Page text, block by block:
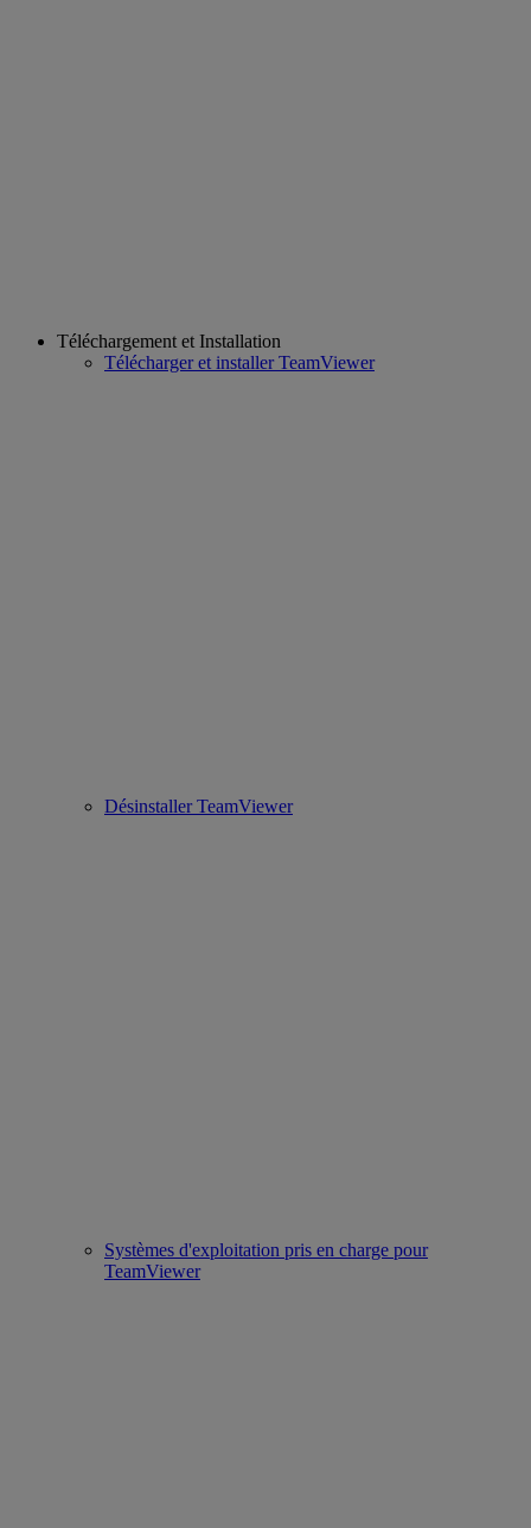
Téléchargement et Installation
Télécharger et installer TeamViewer
Désinstaller TeamViewer
Systèmes d'exploitation pris en charge pour
TeamViewer